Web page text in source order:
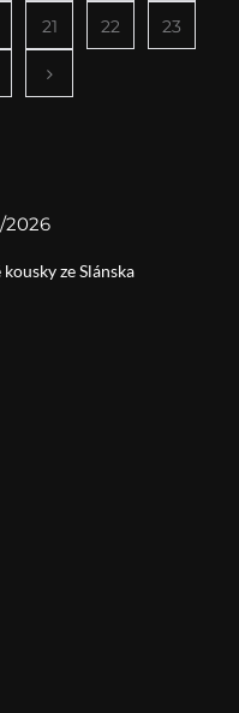
21 22 23
2026
ze Slánska